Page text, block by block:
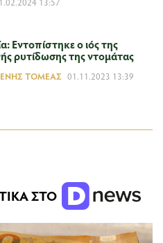
Εντοπίστηκε ο ιός της
ρυτίδωσης της ντομάτας
ΤΟΜΈΑΣ 01.11.2023 13:39
ΣΤΟ